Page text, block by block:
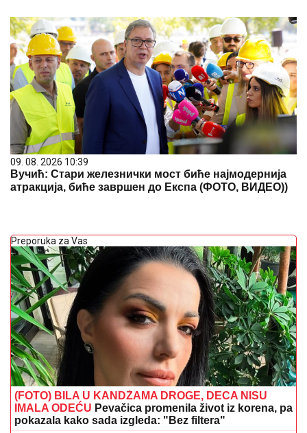
09. 08. 2026 10:39
Вучић: Стари железнички мост биће најмодернија
атракција, биће завршен до Експа (ФОТО, ВИДЕО))
Preporuka za Vas
(FOTO) BILA U KANDŽAMA DROGE, DECA NISU
IMALA ODEĆU Pevačica promenila život iz korena, pa
pokazala kako sada izgleda: "Bez filtera"